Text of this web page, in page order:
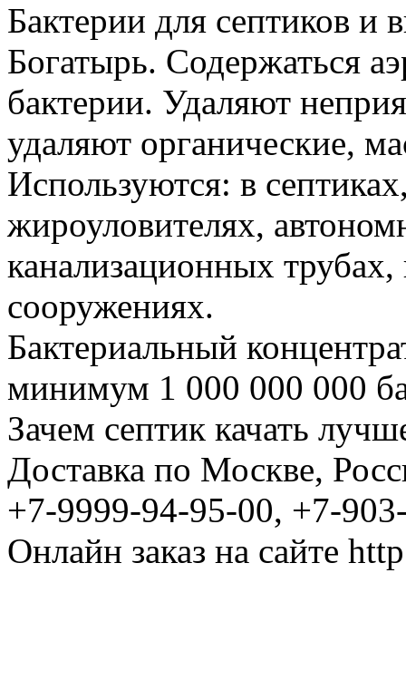
Бактерии для септиков и
Богатырь. Содержаться
бактерии. Удаляют
удаляют органические,
Используются: в
жироуловителях,
канализационных
сооружениях.
Бактериальный
минимум 1 000 000 000
Зачем септик качать
Доставка по Москве,
+7-9999-94-95-00, +7-
Онлайн заказ на сайте